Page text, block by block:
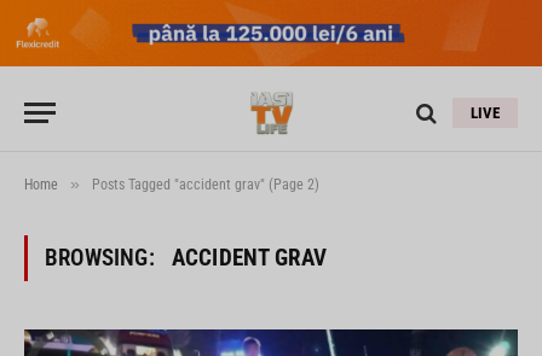
LIVE
Home » Posts Tagged "accident grav" (Page 2)
BROWSING: ACCIDENT GRAV